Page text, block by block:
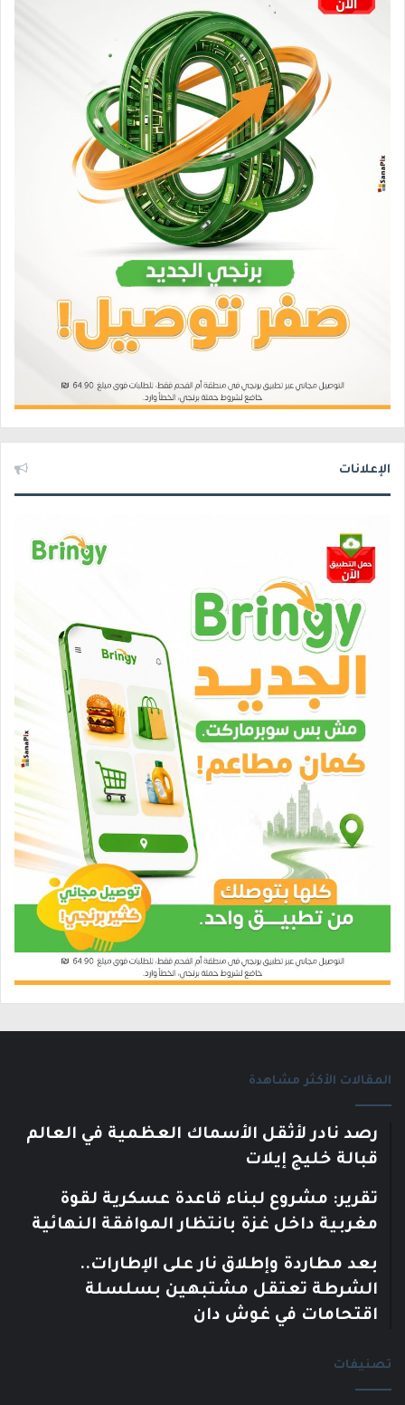
الإعلانات
المقالات الأكثر مشاهدة
رصد نادر لأثقل الأسماك العظمية في العالم
قبالة خليج إيلات
تقرير: مشروع لبناء قاعدة عسكرية لقوة
مغربية داخل غزة بانتظار الموافقة النهائية
بعد مطاردة وإطلاق نار على الإطارات..
الشرطة تعتقل مشتبهين بسلسلة
اقتحامات في غوش دان
تصنيفات